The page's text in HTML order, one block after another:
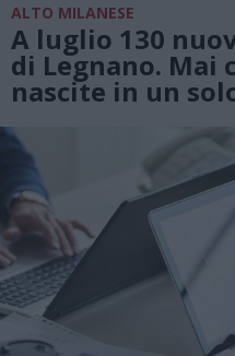
ALTO MILANESE
A luglio 130
di Legnano. Mai
nascite in un